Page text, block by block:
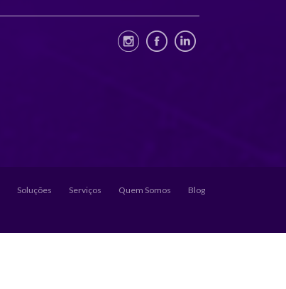
Soluções Serviços Quem Somos Blog